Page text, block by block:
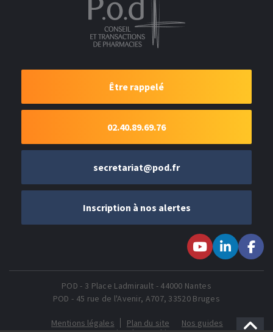
Être rappelé
02.40.89.69.76
secretariat@pod.fr
Inscription à nos alertes
Youtubesur LinkedIn
nous sur
POD - 3 Place Ladmirault - 44000 Nantes
POD - 45 rue de l'Avenir, A707, 33520 Bruges
Mentions légales Plan du site
Nos guides